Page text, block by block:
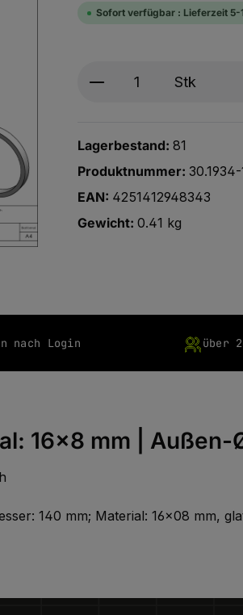
Sofort verfügbar : Lieferzeit 5-
Produkt Anzahl:
Stk
Lagerbestand: 81
Produktnummer:
EAN: 4251412948343
Gewicht: 0.41 kg
nach Login über
16x8 mm | Außen-
140 mm; Material: 16x08 mm,